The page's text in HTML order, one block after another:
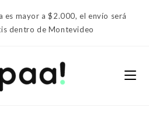
es mayor a $2.000, el envío será
dentro de Montevideo